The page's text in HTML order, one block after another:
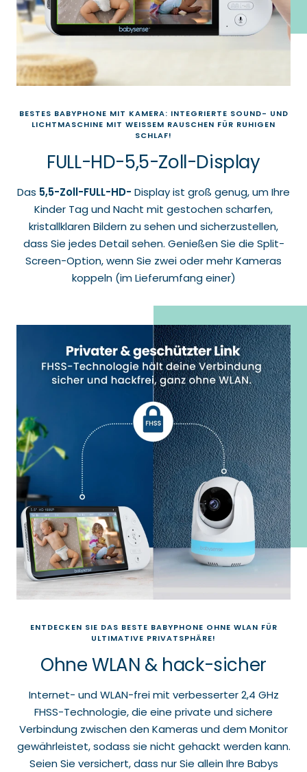
BESTES BABYPHONE MIT KAMERA: INTEGRIERTE SOUND- UND
LICHTMASCHINE MIT WEISSEM RAUSCHEN FÜR RUHIGEN
SCHLAF!
FULL-HD-5,5-Zoll-Display
Das 5,5-Zoll-FULL-HD- Display ist groß genug, um Ihre
Kinder Tag und Nacht mit gestochen scharfen,
kristallklaren Bildern zu sehen und sicherzustellen,
dass Sie jedes Detail sehen. Genießen Sie die Split-
Screen-Option, wenn Sie zwei oder mehr Kameras
koppeln (im Lieferumfang einer)
ENTDECKEN SIE DAS BESTE BABYPHONE OHNE WLAN FÜR
ULTIMATIVE PRIVATSPHÄRE!
Ohne WLAN & hack-sicher
Internet- und WLAN-frei mit verbesserter 2,4 GHz
FHSS-Technologie, die eine private und sichere
Verbindung zwischen den Kameras und dem Monitor
gewährleistet, sodass sie nicht gehackt werden kann.
Seien Sie versichert, dass nur Sie allein Ihre Babys
Play